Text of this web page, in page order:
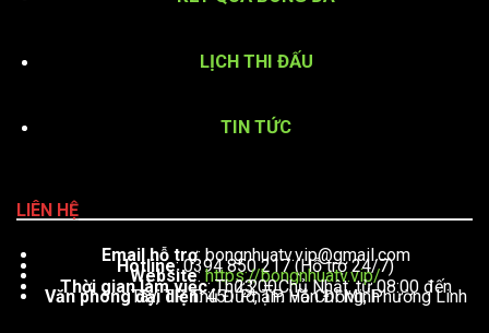
LỊCH THI ĐẤU
TIN TỨC
LIÊN HỆ
Email hỗ trợ:bongnhuatv.vip@gmail.com
Hotline: 0394 850 217 (Hỗ trợ 24/7)
Website:https://bongnhuatv.vip/
Thời gian làm việc : Thứ 2 – Chủ Nhật, từ 08:00 đến 23:00
Văn phòng đại diện: 451 Phạm Văn Đồng, Phường Linh Tây, TP. Thủ Đức, TP. Hồ Chí Minh